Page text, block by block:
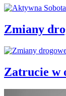
Zmiany
Zatrucie w